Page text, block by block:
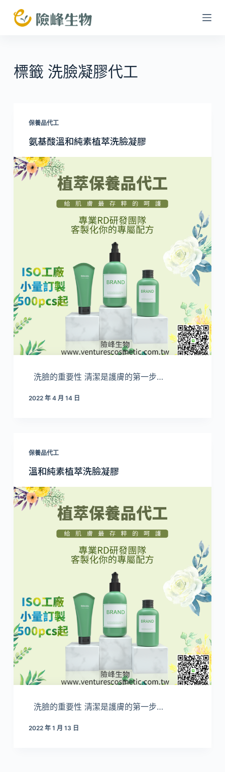
跳
至
內
容
標籤 洗臉凝膠代工
保養品代工
氨基酸溫和純素植萃洗臉凝膠
洗臉的重要性 清潔是護膚的第一步…
2022 年 4 月 14 日
保養品代工
溫和純素植萃洗臉凝膠
洗臉的重要性 清潔是護膚的第一步…
2022 年 1 月 13 日